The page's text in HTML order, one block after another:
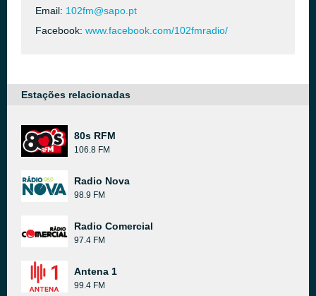
Email: 102fm@sapo.pt
Facebook: www.facebook.com/102fmradio/
Estações relacionadas
80s RFM
106.8 FM
Radio Nova
98.9 FM
Radio Comercial
97.4 FM
Antena 1
99.4 FM